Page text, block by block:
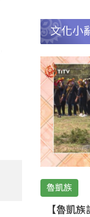
文化小
魯凱族
【魯凱